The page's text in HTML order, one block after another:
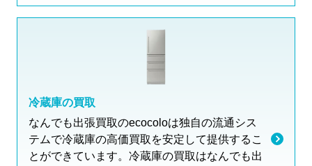
冷蔵庫の買取
なんでも出張買取のecocoloは独自の流通シス
テムで冷蔵庫の高価買取を安定して提供するこ
とができています。冷蔵庫の買取はなんでも出